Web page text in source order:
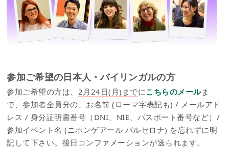
参加ご希望の日本人・バイリンガルの方
参加ご希望の方は、 2月24日(月)までにこちらのメールま
で、参加者全員分の、お名前 (ローマ字表記も) / メールアド
レス / 身分証明書番号（DNI、NIE、パスポート番号など）/
参加イベント名 (ニホンゲアール バルセロナ) を忘れずに明
記して下さい。後日コンファメーションが送られます。